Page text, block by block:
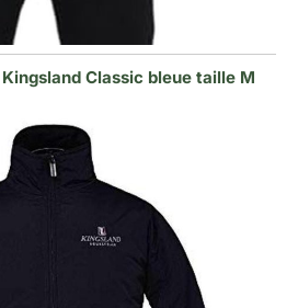
Classic bleue taille M